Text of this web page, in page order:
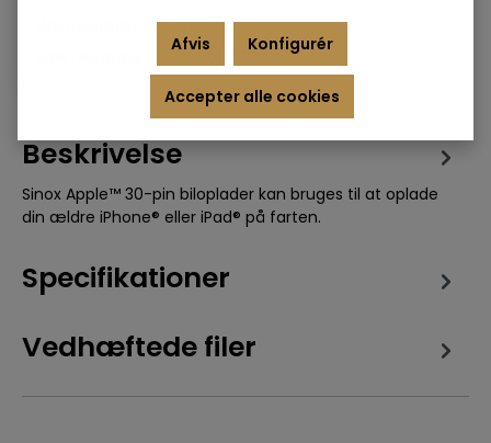
Varenummer:SXI782
5706808012201
Beskrivelse
Sinox Apple™ 30-pin biloplader kan bruges til at oplade
din ældre iPhone® eller iPad® på farten.
Specifikationer
Vedhæftede filer
Afvis Konfigurér
Accepter alle cookies